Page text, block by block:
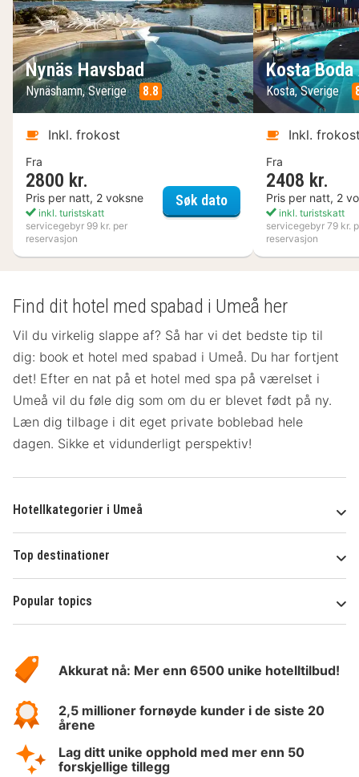
Nynäs Havsbad
Nynäshamn, Sverige 8.8
Inkl. frokost
Fra
2800 kr.
Pris per natt, 2 voksne
inkl. turistskatt
servicegebyr 99 kr. per
reservasjon
Søk datoNynäs Havsbad
Kosta
Kosta, Sverige
Inkl.
Fra
2408 kr.
Pris per natt, 2
inkl. turistskatt
servicegebyr 79 kr.
reservasjon
Find dit hotel med spabad i Umeå her
Vil du virkelig slappe af? Så har vi det bedste tip til
dig: book et hotel med spabad i Umeå. Du har fortjent
det! Efter en nat på et hotel med spa på værelset i
Umeå vil du føle dig som om du er blevet født på ny.
Læn dig tilbage i dit eget private boblebad hele
dagen. Sikke et vidunderligt perspektiv!
Hotellkategorier i Umeå
Top destinationer
Popular topics
Hotelspecials
Akkurat nå: Mer enn 6500 unike hotelltilbud!
2,5 millioner fornøyde kunder i de siste 20
årene
Lag ditt unike opphold med mer enn 50
forskjellige tillegg